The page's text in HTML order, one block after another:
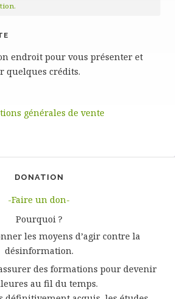
endroit pour vous présenter et
quelques crédits.
générales de vente
DONATION
-Faire un don-
Pourquoi ?
les moyens d’agir contre la
désinformation.
assurer des formations pour devenir
au fil du temps.